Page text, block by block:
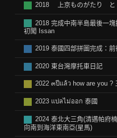
2018 上京ものがたり と
2018 完成中南半島最後一
初闖 Issan
2019 泰國四部拼圖完成：
2020 東台灣摩托車日記
2022 ๓ปีแล้ว how are you ?
2023 แปลไม่ออก 泰國
2024 泰北大三角(清邁帕府
向南到海洋東南亞(星馬)